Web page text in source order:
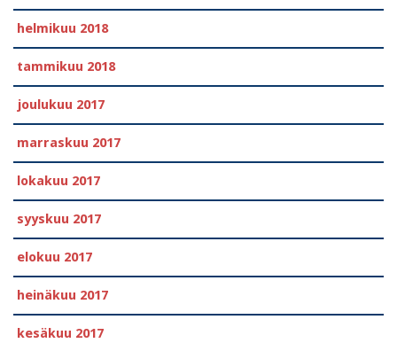
helmikuu 2018
tammikuu 2018
joulukuu 2017
marraskuu 2017
lokakuu 2017
syyskuu 2017
elokuu 2017
heinäkuu 2017
kesäkuu 2017